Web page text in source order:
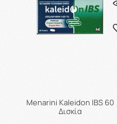
Menarini Kaleidon IBS 60
Δισκία